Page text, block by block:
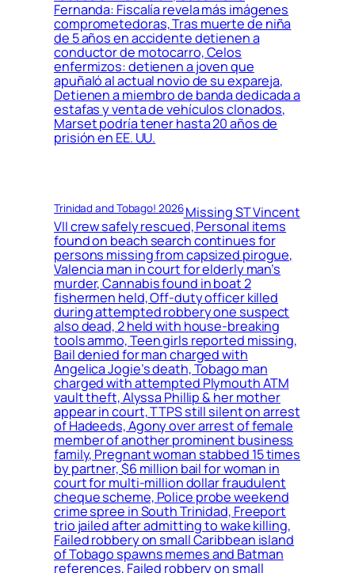
Fernanda: Fiscalía revela más imágenes
comprometedoras, Tras muerte de niña
de 5 años en accidente detienen a
conductor de motocarro, Celos
enfermizos: detienen a joven que
apuñaló al actual novio de su expareja,
Detienen a miembro de banda dedicada a
estafas y venta de vehículos clonados,
Marset podría tener hasta 20 años de
prisión en EE. UU.
Trinidad and Tobago! 2026Missing ST Vincent
VII crew safely rescued, Personal items
found on beach search continues for
persons missing from capsized pirogue,
Valencia man in court for elderly man’s
murder, Cannabis found in boat 2
fishermen held, Off-duty officer killed
during attempted robbery one suspect
also dead, 2 held with house-breaking
tools ammo, Teen girls reported missing,
Bail denied for man charged with
Angelica Jogie’s death, Tobago man
charged with attempted Plymouth ATM
vault theft, Alyssa Phillip & her mother
appear in court, TTPS still silent on arrest
of Hadeeds, Agony over arrest of female
member of another prominent business
family, Pregnant woman stabbed 15 times
by partner, $6 million bail for woman in
court for multi-million dollar fraudulent
cheque scheme, Police probe weekend
crime spree in South Trinidad, Freeport
trio jailed after admitting to wake killing,
Failed robbery on small Caribbean island
of Tobago spawns memes and Batman
references, Failed robbery on small